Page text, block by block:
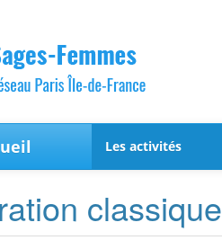
Les activités
classique